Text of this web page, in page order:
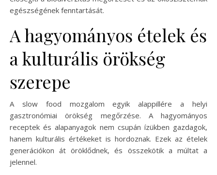
egészségének fenntartását.
A hagyományos ételek és
a kulturális örökség
szerepe
A slow food mozgalom egyik alappillére a helyi
gasztronómiai örökség megőrzése. A hagyományos
receptek és alapanyagok nem csupán ízükben gazdagok,
hanem kulturális értékeket is hordoznak. Ezek az ételek
generációkon át öröklődnek, és összekötik a múltat a
jelennel.